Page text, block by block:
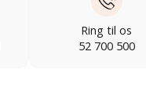
Ring til os
52 700 500